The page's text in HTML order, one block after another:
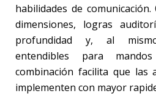
habilidades de
dimensiones, logras
profundidad y, al
entendibles para
combinación facilita que las
implementen con mayor